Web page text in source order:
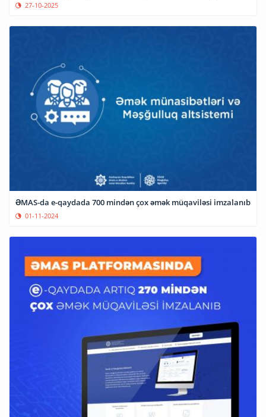
27-10-2025
ƏMAS-da e-qaydada 700 mindən çox əmək müqaviləsi imzalanıb
01-11-2024